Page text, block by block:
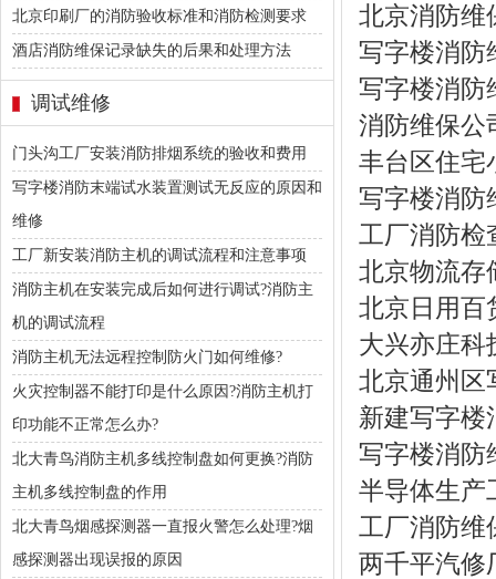
北京印刷厂的消防验收标准和消防检测要求
酒店消防维保记录缺失的后果和处理方法
调试维修
门头沟工厂安装消防排烟系统的验收和费用
写字楼消防末端试水装置测试无反应的原因和
维修
工厂新安装消防主机的调试流程和注意事项
消防主机在安装完成后如何进行调试?消防主
机的调试流程
消防主机无法远程控制防火门如何维修?
火灾控制器不能打印是什么原因?消防主机打
印功能不正常怎么办?
北大青鸟消防主机多线控制盘如何更换?消防
主机多线控制盘的作用
北大青鸟烟感探测器一直报火警怎么处理?烟
感探测器出现误报的原因
北京消防维
写字楼消防
写字楼消防
消防维保公
丰台区住宅
写字楼消防
工厂消防检
北京物流存
北京日用百
大兴亦庄科
北京通州区
新建写字楼
写字楼消防
半导体生产
工厂消防维
两千平汽修